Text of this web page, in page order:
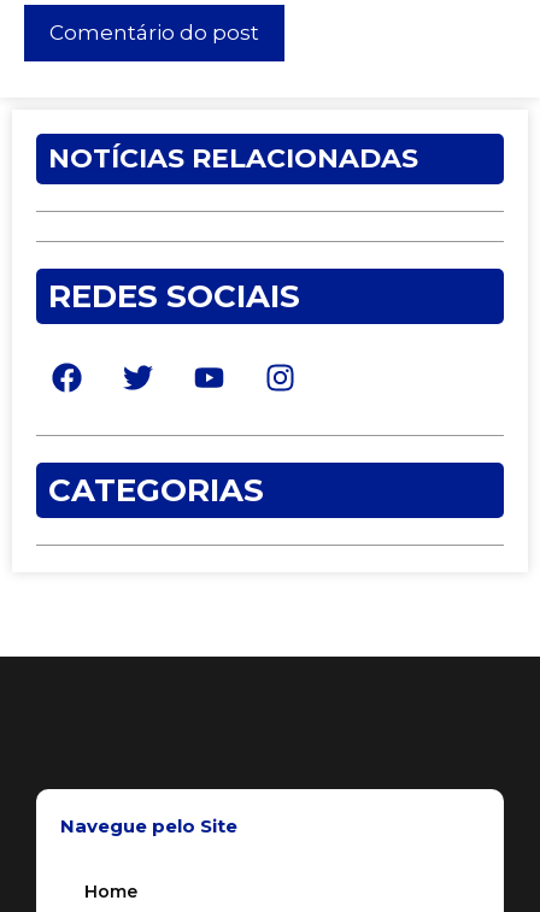
NOTÍCIAS RELACIONADAS
REDES SOCIAIS
CATEGORIAS
Navegue pelo Site
Home